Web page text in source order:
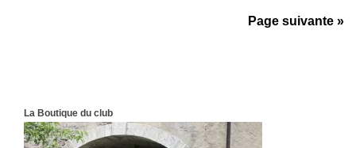
Page suivante »
La Boutique du club